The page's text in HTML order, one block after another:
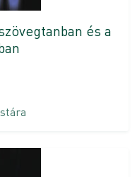
és a